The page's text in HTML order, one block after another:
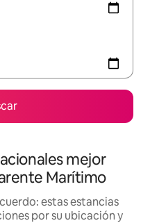
mejor
Marítimo
estas estancias
por su ubicación y